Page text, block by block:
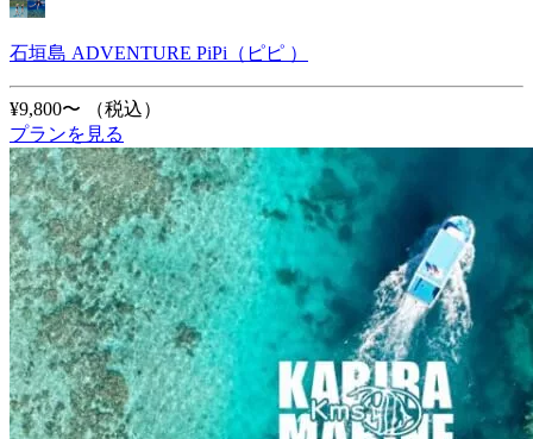
石垣島 ADVENTURE PiPi（ピピ ）
¥9,800〜
（税込）
プランを見る